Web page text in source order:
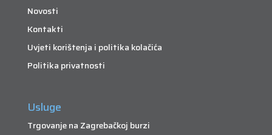
Novosti
Kontakti
Uvjeti korištenja i politika kolačića
Politika privatnosti
Usluge
Trgovanje na Zagrebačkoj burzi